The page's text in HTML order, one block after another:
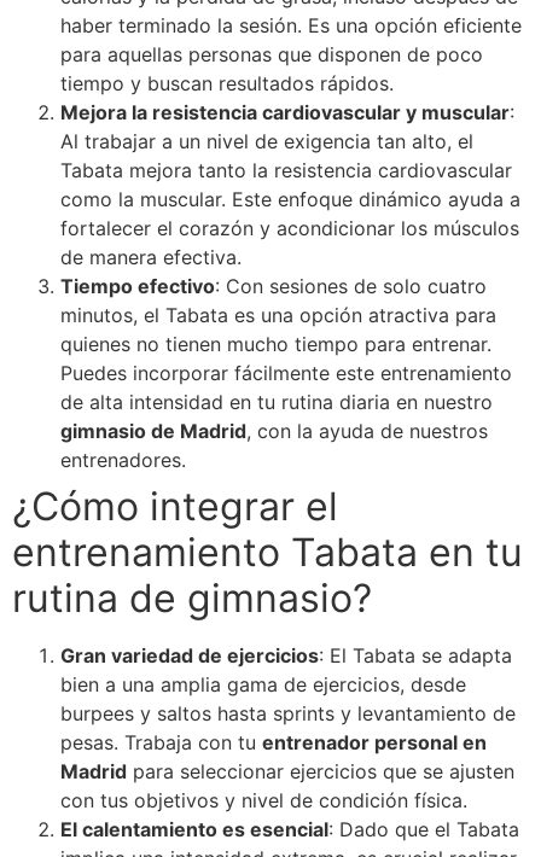
haber terminado la sesión. Es una opción eficiente
para aquellas personas que disponen de poco
tiempo y buscan resultados rápidos.
Mejora la resistencia cardiovascular y muscular:
Al trabajar a un nivel de exigencia tan alto, el
Tabata mejora tanto la resistencia cardiovascular
como la muscular. Este enfoque dinámico ayuda a
fortalecer el corazón y acondicionar los músculos
de manera efectiva.
Tiempo efectivo: Con sesiones de solo cuatro
minutos, el Tabata es una opción atractiva para
quienes no tienen mucho tiempo para entrenar.
Puedes incorporar fácilmente este entrenamiento
de alta intensidad en tu rutina diaria en nuestro
gimnasio de Madrid, con la ayuda de nuestros
entrenadores.
¿Cómo integrar el
entrenamiento Tabata en tu
rutina de gimnasio?
Gran variedad de ejercicios: El Tabata se adapta
bien a una amplia gama de ejercicios, desde
burpees y saltos hasta sprints y levantamiento de
pesas. Trabaja con tu entrenador personal en
Madrid para seleccionar ejercicios que se ajusten
con tus objetivos y nivel de condición física.
El calentamiento es esencial: Dado que el Tabata